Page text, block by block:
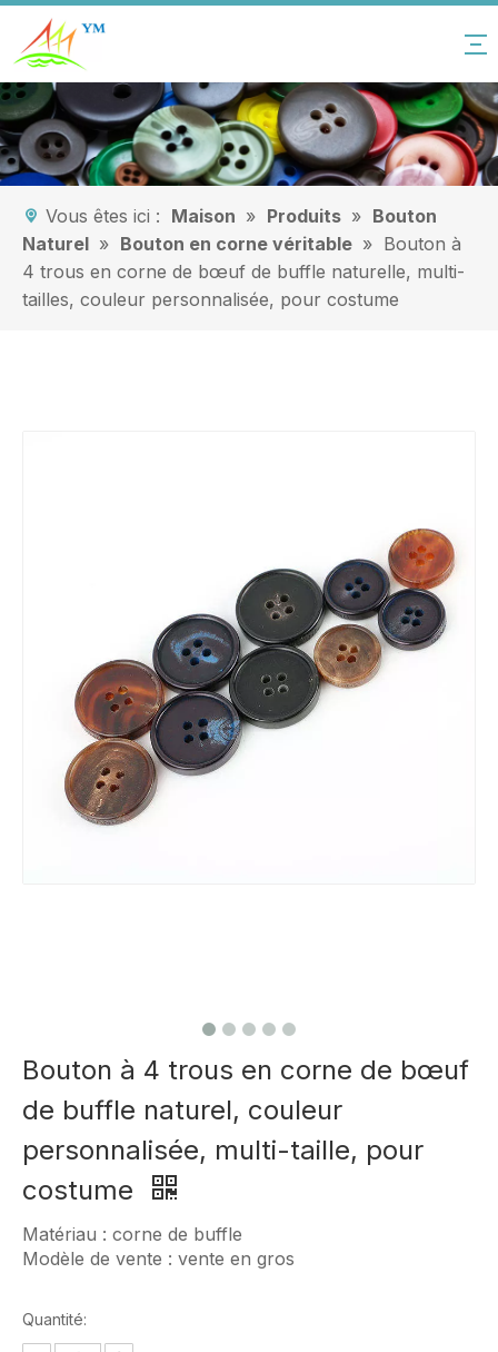
Vous êtes ici : Maison » Produits » Bouton
Naturel » Bouton en corne véritable » Bouton à
4 trous en corne de bœuf de buffle naturelle, multi-
tailles, couleur personnalisée, pour costume
Bouton à 4 trous en corne de bœuf
de buffle naturel, couleur
personnalisée, multi-taille, pour
costume
Matériau : corne de buffle
Modèle de vente : vente en gros
Quantité: